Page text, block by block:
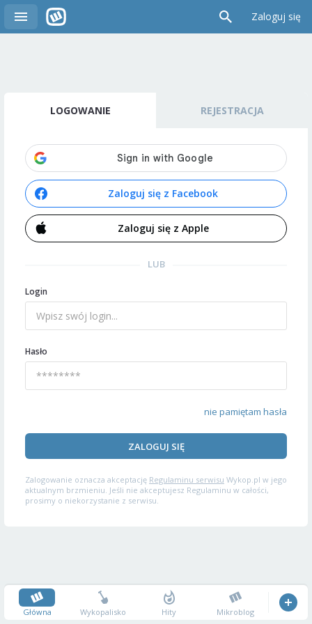
Zaloguj się
LOGOWANIE REJESTRACJA
Zaloguj się z Facebook
Zaloguj się z Apple
LUB
Login
Hasło
nie pamiętam hasła
ZALOGUJ SIĘ
Zalogowanie oznacza akceptację Regulaminu serwisu Wykop.pl w jego
aktualnym brzmieniu. Jeśli nie akceptujesz Regulaminu w całości,
prosimy o niekorzystanie z serwisu.
Główna Wykopalisko Hity Mikroblog